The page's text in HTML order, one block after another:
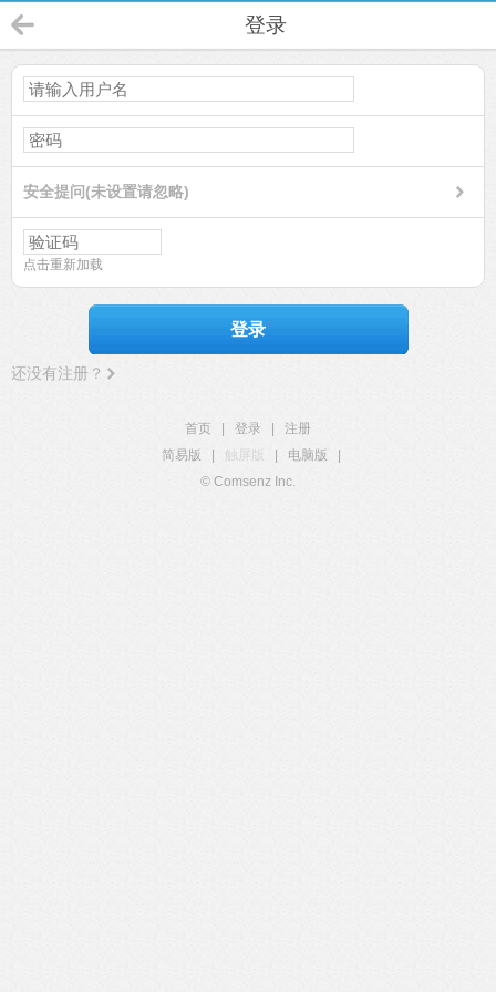
登录
安全提问(未设置请忽略)
点击重新加载
登录
还没有注册？
首页 登录
注册
简易版
触屏版 电脑版
© Comsenz Inc.